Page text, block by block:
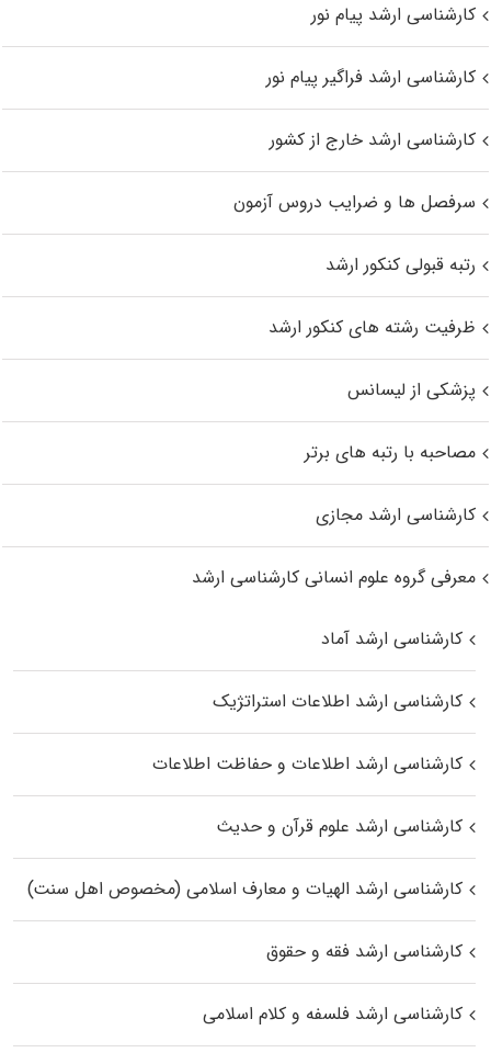
کارشناسی ارشد پیام نور
کارشناسی ارشد فراگیر پیام نور
کارشناسی ارشد خارج از کشور
سرفصل ها و ضرایب دروس آزمون
رتبه قبولی کنکور ارشد
ظرفیت رشته های کنکور ارشد
پزشکی از لیسانس
مصاحبه با رتبه های برتر
کارشناسی ارشد مجازی
معرفی گروه علوم انسانی کارشناسی ارشد
کارشناسی ارشد آماد
کارشناسی ارشد اطلاعات استراتژیک
کارشناسی ارشد اطلاعات و حفاظت اطلاعات
کارشناسی ارشد علوم قرآن و حدیث
کارشناسی ارشد الهیات و معارف اسلامی (مخصوص اهل سنت)
کارشناسی ارشد فقه و حقوق
کارشناسی ارشد فلسفه و کلام اسلامی